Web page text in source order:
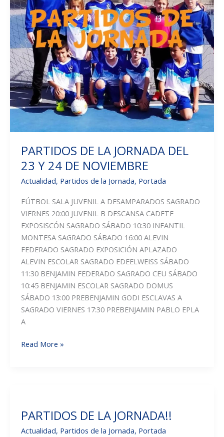
EL
COLE!
VEN
A
DISFRUTAR
DEL
AMBIENTAZO!
PARTIDOS DE LA JORNADA DEL
23 Y 24 DE NOVIEMBRE
Actualidad, Partidos de la Jornada, Portada
FÚTBOL SALA JUVENIL A DESAMPARADOS SAGRADO
VIERNES 20:00 JUVENIL B DESCANSA CADETE
EXPOSISCÓN SAGRADO SÁBADO 10:30 INFANTIL
MONTESA SAGRADO SÁBADO 16:00 ALEVIN
FEDERADO SAGRADO EXPOSICIÓN APLAZADO
ALEVIN ESCOLAR SAGRADO EDEELWEISS SÁBADO
11:30 BENJAMIN FEDERADO SAGRADO CEU SÁBADO
10:45 BENJAMIN ESCOLAR SAGRADO DOMUS
SÁBADO 13:00 PREBENJAMIN GODI ESCLAVAS A
SAGRADO VIERNES 17:30 PREBENJAMIN PABLO EPLA
A
PARTIDOS
Y
24
Read More »
PARTIDOS DE LA JORNADA!!
Actualidad, Partidos de la Jornada, Portada